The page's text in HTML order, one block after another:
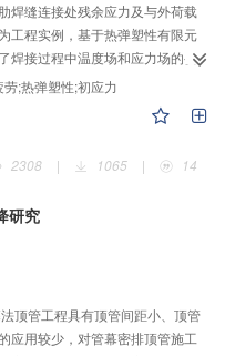
焊缝连接处残余应力及与外荷载
工程实例，基于热弹塑性有限元
焊接过程中温度场和应力场的变
载作用的组合。结果表明：面
材料的屈服强度，远离焊缝的区
于焊跟处；由面板上缘至下
残余应力呈“拉应力—压应力—拉
余应力，稳定应力场的相对误差
外荷载中，考虑局部对称轮载作
情况时，焊跟及焊趾处垂直于
17.6%；焊接残余应力及与外荷
力的分布符合“直线+抛物线”的
;热弹塑性;初应力
2308
| 1065 | 14
研究
顶管工程具有顶管间距小、顶管
应用较少，对管幕密排顶管施工